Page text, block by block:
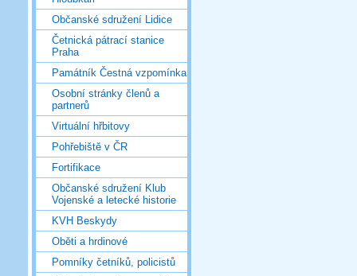
Občanské sdružení Lidice
Četnická pátrací stanice
Praha
Památník Čestná vzpomínka
Osobní stránky členů a
partnerů
Virtuální hřbitovy
Pohřebiště v ČR
Fortifikace
Občanské sdružení Klub
Vojenské a letecké historie
KVH Beskydy
Oběti a hrdinové
Pomníky četníků, policistů